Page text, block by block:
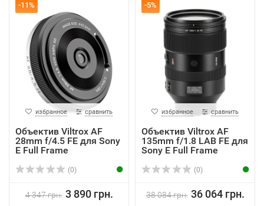
-11%
избранное сравнить
Объектив Viltrox AF
28mm f/4.5 FE для Sony
E Full Frame
(0)
4 347 грн. 3 890 грн.
-5%
избранное сравнить
Объектив Viltrox AF
135mm f/1.8 LAB FE для
Sony E Full Frame
(0)
38 084 грн. 36 064 грн.